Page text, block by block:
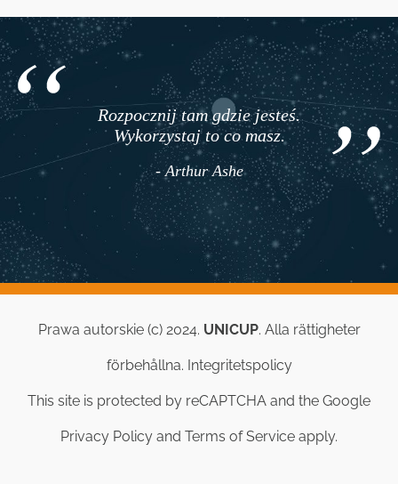
Rozpocznij tam gdzie jesteś.
Wykorzystaj to co masz.
- Arthur Ashe
Prawa autorskie (c) 2024. UNICUP. Alla rättigheter
förbehållna. Integritetspolicy
This site is protected by reCAPTCHA and the Google
Privacy Policy and Terms of Service apply.